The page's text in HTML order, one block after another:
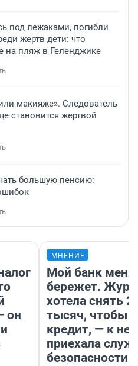
под лежаками, погибли
жертв дети: что
на пляж в Геленджике
макияже». Следователь
становится жертвой
большую пенсию:
он
МНЕНИЕ
Мой банк меня
бережет.
хотела снять
тысяч, чтобы
кредит, — к
приехала
безопасности